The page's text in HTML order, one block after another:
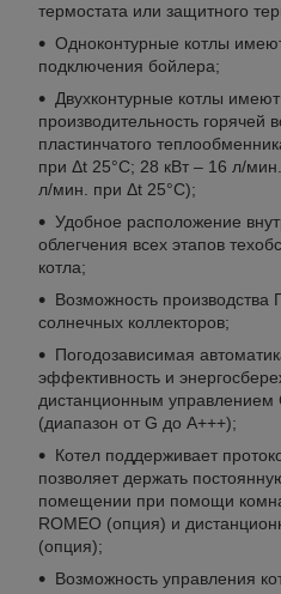
термостата или защитного
Одноконтурные котлы
подключения бойлера;
Двухконтурные котлы
производительность
пластинчатого
при Δt 25°C; 28 кВт – 16 л/
л/мин. при Δt 25°C);
Удобное расположение
облегчения всех этапов
котла;
Возможность производства
солнечных коллекторов;
Погодозависимая
эффективность и
дистанционным управлением
(диапазон от G до A+++);
Котел поддерживает
позволяет держать
помещении при помощи
ROMEO (опция) и
(опция);
Возможность управления